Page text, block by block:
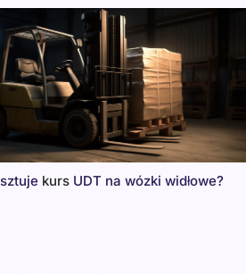
kursUDT na wózki widłowe?